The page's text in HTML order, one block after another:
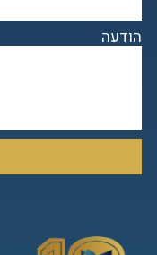
הודעה